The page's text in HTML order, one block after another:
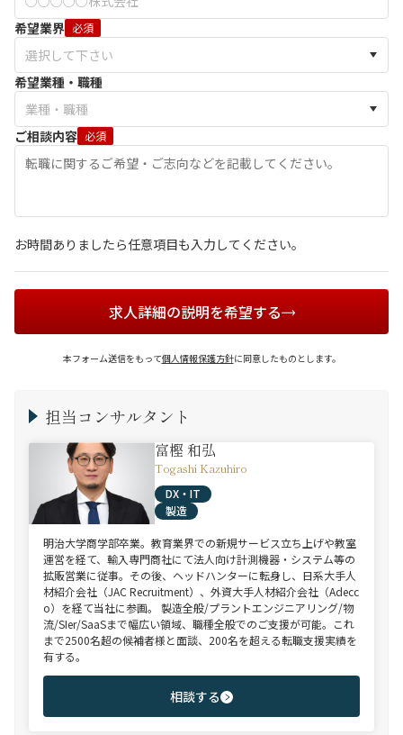
希望業界 必須
希望業種・職種
ご相談内容 必須
お時間ありましたら任意項目も入力してください。
求人詳細の説明を希望する
本フォーム送信をもって個人情報保護方針に同意したものとします。
担当コンサルタント
富樫 和弘
Togashi Kazuhiro
DX・IT
製造
明治大学商学部卒業。教育業界での新規サービス立ち上げや教室
運営を経て、輸入専門商社にて法人向け計測機器・システム等の
拡販営業に従事。その後、ヘッドハンターに転身し、日系大手人
材紹介会社（JAC Recruitment）、外資大手人材紹介会社（Adecc
o）を経て当社に参画。 製造全般/プラントエンジニアリング/物
流/SIer/SaaSまで幅広い領域、職種全般でのご支援が可能。これ
まで2500名超の候補者様と面談、200名を超える転職支援実績を
有する。
相談する